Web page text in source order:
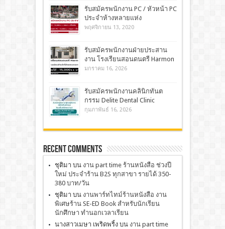
รับสมัครพนักงาน PC / หัวหน้า PC
ประจำห้างหลายแห่ง
พฤศจิกายน 13, 2020
รับสมัครพนักงานฝ่ายประสาน
งาน โรงเรียนสอนดนตรี Harmon
มกราคม 16, 2026
รับสมัครพนักงานคลินิกทันต
กรรม Delite Dental Clinic
กุมภาพันธ์ 16, 2026
Recent Comments
ชุติมา บน งาน part time ร้านหนังสือ ช่วงปี
ใหม่ ประจำร้าน B2S ทุกสาขา รายได้ 350-
380 บาท/วัน
ชุติมา บน งานพาร์ทไทม์ร้านหนังสือ งาน
พิเศษร้าน SE-ED Book สำหรับนักเรียน
นักศึกษา ทำนอกเวลาเรียน
นางสาวเมษา เพริดพริ้งบน งาน part time